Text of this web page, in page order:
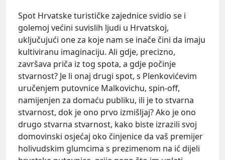
Spot Hrvatske turističke zajednice svidio se i
golemoj većini suvislih ljudi u Hrvatskoj,
uključujući one za koje nam se inače čini da imaju
kultiviranu imaginaciju. Ali gdje, precizno,
završava priča iz tog spota, a gdje počinje
stvarnost? Je li onaj drugi spot, s Plenkovićevim
uručenjem putovnice Malkovichu, spin-off,
namijenjen za domaću publiku, ili je to stvarna
stvarnost, dok je ono prvo izmišljaj? Ako je ono
drugo stvarna stvarnost, kako biste izrazili svoj
domovinski osjećaj oko činjenice da vaš premijer
holivudskim glumcima s prezimenom na ić dijeli